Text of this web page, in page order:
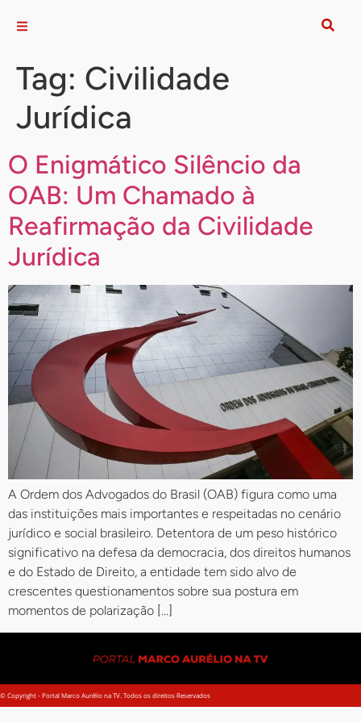
Tag: Civilidade
Jurídica
O Enigmático Silêncio da
OAB: Um Chamado à
Reafirmação da Civilidade
Jurídica
A Ordem dos Advogados do Brasil (OAB) figura como uma
das instituições mais importantes e respeitadas no cenário
jurídico e social brasileiro. Detentora de um peso histórico
significativo na defesa da democracia, dos direitos humanos
e do Estado de Direito, a entidade tem sido alvo de
crescentes questionamentos sobre sua postura em
momentos de polarização […]
© Copyright - Portal Marco Aurélio na TV. Todos os direitos Reservados